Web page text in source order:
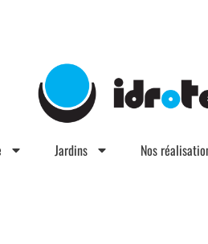
Jardins Nos